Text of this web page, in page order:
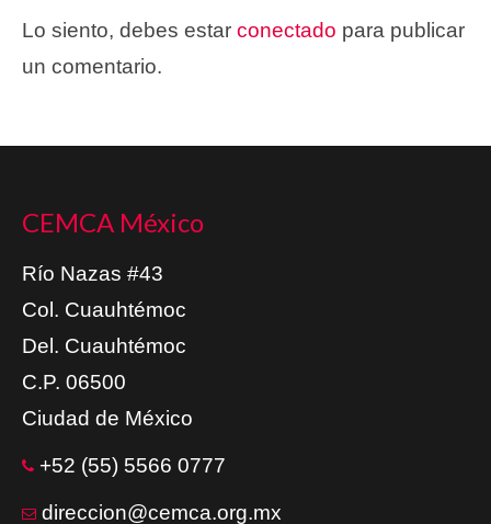
Lo siento, debes estar conectado para publicar
un comentario.
CEMCA México
Río Nazas #43
Col. Cuauhtémoc
Del. Cuauhtémoc
C.P. 06500
Ciudad de México
+52 (55) 5566 0777
direccion@cemca.org.mx